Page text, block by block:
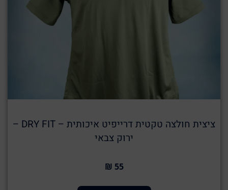
ציצית חולצה טקטית דרייפיט איכותית – DRY FIT –
ירוק צבאי
55 ₪